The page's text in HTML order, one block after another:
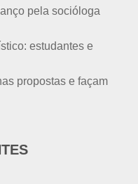
pela socióloga
estudantes e
propostas e façam